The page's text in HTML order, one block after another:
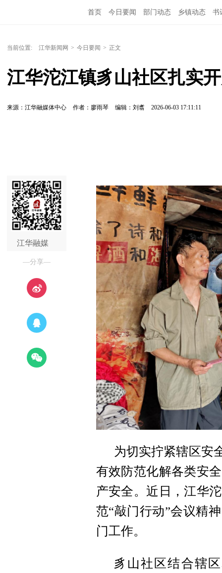
首页 今日要闻 部门动态 乡镇动态 书
当前位置: 江华新闻网 > 今日要闻 > 正文
江华沱江镇豸山社区扎实
来源：江华融媒体中心 作者：廖雨琴 编辑：刘翥 2026-06-03 17:11:11
江华融媒
—分享—
为切实拧紧辖区安
有效防范化解各类安
产安全。近日，江华
范“敲门行动”会议精
门工作。
豸山社区结合辖